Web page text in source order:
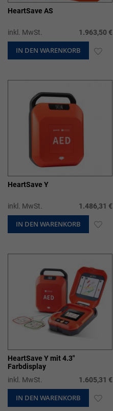
HeartSave AS
inkl. MwSt. 1.963,50 €
IN DEN WARENKORB ZUR
HeartSave Y
inkl. MwSt. 1.486,31 €
IN DEN WARENKORB ZUR
HeartSave Y mit 4.3"
Farbdisplay
inkl. MwSt.
1.605,31 €
IN DEN WARENKORB ZUR